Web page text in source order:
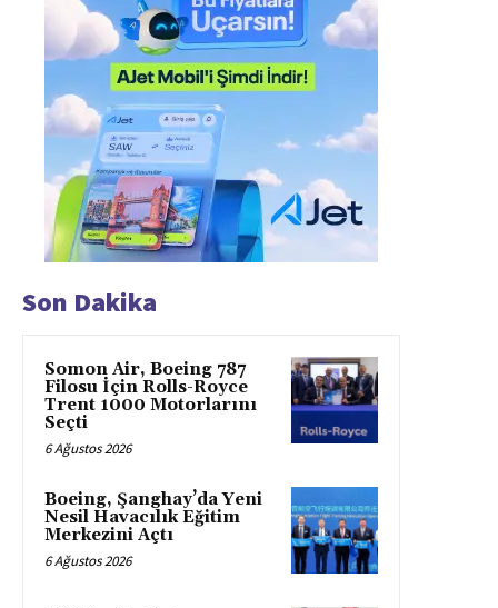
Son Dakika
Somon Air, Boeing 787
Filosu İçin Rolls-Royce
Trent 1000 Motorlarını
Seçti
6 Ağustos 2026
Boeing, Şanghay’da Yeni
Nesil Havacılık Eğitim
Merkezini Açtı
6 Ağustos 2026